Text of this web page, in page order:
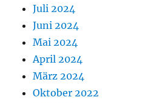
Juli 2024
Juni 2024
Mai 2024
April 2024
März 2024
Oktober 2022